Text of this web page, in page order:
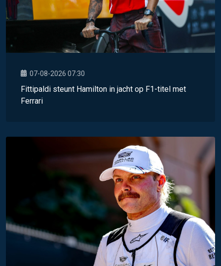
07-08-2026 07:30
Fittipaldi steunt Hamilton in jacht op F1-titel met
Ferrari